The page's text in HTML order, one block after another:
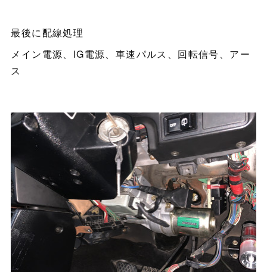
最後に配線処理
メイン電源、IG電源、車速パルス、回転信号、アー
ス